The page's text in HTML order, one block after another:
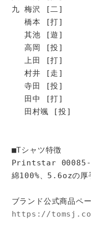
九 梅沢 [二]
橋本 [打]
其池 [遊]
高岡 [投]
上田 [打]
村井 [走]
寺田 [投]
田中 [打]
田村颯 [投]
■Tシャツ特徴
Printstar 00085-
綿100%、5.6ozの厚
ブランド公式商品ペ
https://